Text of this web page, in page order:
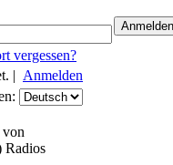
vergessen?
| Anmelden
Radios